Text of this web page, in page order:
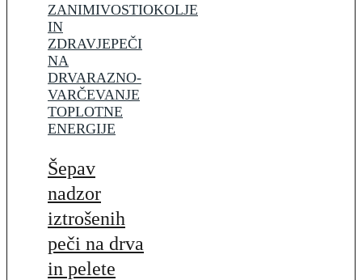
ZANIMIVOSTIOKOLJE
IN
ZDRAVJEPEČI
NA
DRVARAZNO-
VARČEVANJE
TOPLOTNE
ENERGIJE
Šepav
nadzor
iztrošenih
peči na drva
in pelete